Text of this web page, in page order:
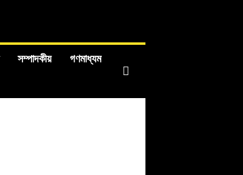
সম্পাদকীয়
গণমাধ্যম